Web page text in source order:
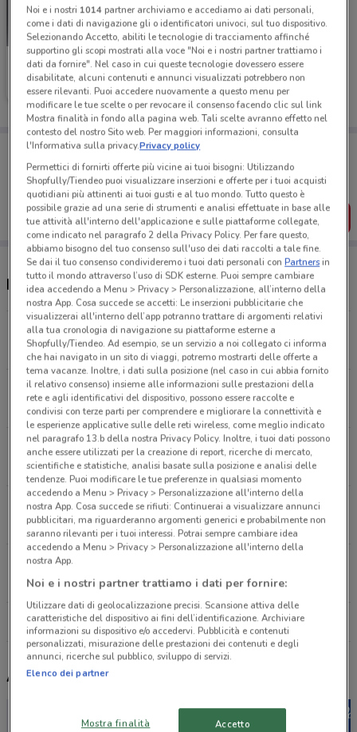
Orly
Scade il 19/05 597 m
Porta DoveConviene sempre con te!
Puoi trovare le migliori offerte dei negozi vicino a te,
salvarle e creare la tua lista del risparmio, comodamente
dal tuo cellulare.
SCARICA L’APP
Negozi Orly a Vimercate
Via I. Rota, 36 Vimercate
597 m
Piazza Libertà, 5 Biassono
8.1 km
Via Matteotti, 3 Vedano
8.1 km
Via San Giovanni Bosco, 6 Monza
8.2 km
Tommaso Grossi, 26 Monza
8.3 km
Tutti i negozi Orly
Altri volantini nelle vicinanze
Noi e i nostri 1014partner archiviamo e accediamo ai dati personali,
come i dati di navigazione gli o identificatori univoci, sul tuo dispositivo.
Selezionando Accetto, abiliti le tecnologie di tracciamento affinché
supportino gli scopi mostrati alla voce "Noi e i nostri partner trattiamo i
dati da fornire". Nel caso in cui queste tecnologie dovessero essere
disabilitate, alcuni contenuti e annunci visualizzati potrebbero non
essere rilevanti. Puoi accedere nuovamente a questo menu per
modificare le tue scelte o per revocare il consenso facendo clic sul link
Mostra finalità in fondo alla pagina web. Tali scelte avranno effetto nel
contesto del nostro Sito web. Per maggiori informazioni, consulta
l'Informativa sulla privacy.Privacy policy
Permettici di fornirti offerte più vicine ai tuoi bisogni: Utilizzando
Shopfully/Tiendeo puoi visualizzare inserzioni e offerte per i tuoi acquisti
quotidiani più attinenti ai tuoi gusti e al tuo mondo. Tutto questo è
possibile grazie ad una serie di strumenti e analisi effettuate in base alle
tue attività all'interno dell'applicazione e sulle piattaforme collegate,
come indicato nel paragrafo 2 della Privacy Policy. Per fare questo,
abbiamo bisogno del tuo consenso sull'uso dei dati raccolti a tale fine.
Se dai il tuo consenso condivideremo i tuoi dati personali conPartnersin
tutto il mondo attraverso l’uso di SDK esterne. Puoi sempre cambiare
idea accedendo a Menu > Privacy > Personalizzazione, all’interno della
nostra App. Cosa succede se accetti: Le inserzioni pubblicitarie che
visualizzerai all'interno dell’app potranno trattare di argomenti relativi
alla tua cronologia di navigazione su piattaforme esterne a
Shopfully/Tiendeo. Ad esempio, se un servizio a noi collegato ci informa
che hai navigato in un sito di viaggi, potremo mostrarti delle offerte a
tema vacanze. Inoltre, i dati sulla posizione (nel caso in cui abbia fornito
il relativo consenso) insieme alle informazioni sulle prestazioni della
rete e agli identificativi del dispositivo, possono essere raccolte e
condivisi con terze parti per comprendere e migliorare la connettività e
le esperienze applicative sulle delle reti wireless, come meglio indicato
nel paragrafo 13.b della nostra Privacy Policy. Inoltre, i tuoi dati possono
anche essere utilizzati per la creazione di report, ricerche di mercato,
scientifiche e statistiche, analisi basate sulla posizione e analisi delle
tendenze. Puoi modificare le tue preferenze in qualsiasi momento
accedendo a Menu > Privacy > Personalizzazione all'interno della
nostra App. Cosa succede se rifiuti: Continuerai a visualizzare annunci
pubblicitari, ma riguarderanno argomenti generici e probabilmente non
saranno rilevanti per i tuoi interessi. Potrai sempre cambiare idea
accedendo a Menu > Privacy > Personalizzazione all'interno della
nostra App.
Noi e i nostri partner trattiamo i dati per fornire:
Utilizzare dati di geolocalizzazione precisi. Scansione attiva delle
caratteristiche del dispositivo ai fini dell’identificazione. Archiviare
informazioni su dispositivo e/o accedervi. Pubblicità e contenuti
personalizzati, misurazione delle prestazioni dei contenuti e degli
annunci, ricerche sul pubblico, sviluppo di servizi.
Elenco dei partner
Mostra finalità Accetto